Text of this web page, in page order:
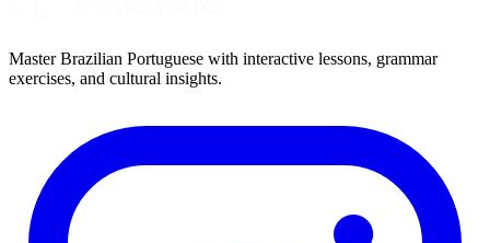
Master Brazilian Portuguese with interactive lessons, grammar
exercises, and cultural insights.